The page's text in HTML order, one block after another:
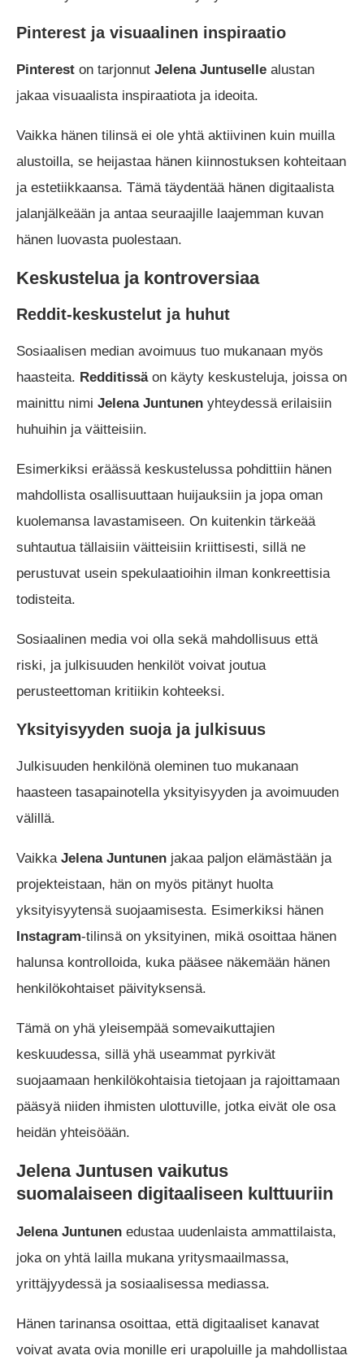
Pinterest ja visuaalinen inspiraatio
Pinterest on tarjonnut Jelena Juntuselle alustan
jakaa visuaalista inspiraatiota ja ideoita.
Vaikka hänen tilinsä ei ole yhtä aktiivinen kuin muilla
alustoilla, se heijastaa hänen kiinnostuksen kohteitaan
ja estetiikkaansa. Tämä täydentää hänen digitaalista
jalanjälkeään ja antaa seuraajille laajemman kuvan
hänen luovasta puolestaan.
Keskustelua ja kontroversiaa
Reddit-keskustelut ja huhut
Sosiaalisen median avoimuus tuo mukanaan myös
haasteita. Redditissäon käyty keskusteluja, joissa on
mainittu nimi Jelena Juntunen yhteydessä erilaisiin
huhuihin ja väitteisiin.
Esimerkiksi eräässä keskustelussa pohdittiin hänen
mahdollista osallisuuttaan huijauksiin ja jopa oman
kuolemansa lavastamiseen. On kuitenkin tärkeää
suhtautua tällaisiin väitteisiin kriittisesti, sillä ne
perustuvat usein spekulaatioihin ilman konkreettisia
todisteita.
Sosiaalinen media voi olla sekä mahdollisuus että
riski, ja julkisuuden henkilöt voivat joutua
perusteettoman kritiikin kohteeksi.
Yksityisyyden suoja ja julkisuus
Julkisuuden henkilönä oleminen tuo mukanaan
haasteen tasapainotella yksityisyyden ja avoimuuden
välillä.
Vaikka Jelena Juntunen jakaa paljon elämästään ja
projekteistaan, hän on myös pitänyt huolta
yksityisyytensä suojaamisesta. Esimerkiksi hänen
Instagram-tilinsä on yksityinen, mikä osoittaa hänen
halunsa kontrolloida, kuka pääsee näkemään hänen
henkilökohtaiset päivityksensä.
Tämä on yhä yleisempää somevaikuttajien
keskuudessa, sillä yhä useammat pyrkivät
suojaamaan henkilökohtaisia tietojaan ja rajoittamaan
pääsyä niiden ihmisten ulottuville, jotka eivät ole osa
heidän yhteisöään.
Jelena Juntusen vaikutus
suomalaiseen digitaaliseen kulttuuriin
Jelena Juntunen edustaa uudenlaista ammattilaista,
joka on yhtä lailla mukana yritysmaailmassa,
yrittäjyydessä ja sosiaalisessa mediassa.
Hänen tarinansa osoittaa, että digitaaliset kanavat
voivat avata ovia monille eri urapoluille ja mahdollistaa